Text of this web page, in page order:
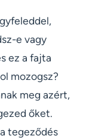
e vagy
ez a fajta
mozogsz?
meg azért,
őket.
tegeződés